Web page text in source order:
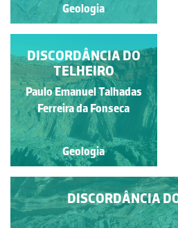
Geologia
Geologia
DISCORDÂNCIA DO
TELHEIRO
Paulo Emanuel Talhadas
Ferreira da Fonseca
Geologia
DISCORDÂNCIA
DISCORDÂNCIA DO
TELHEIRO
Paulo Emanuel Talhadas
Ferreira da Fonseca
Geologia